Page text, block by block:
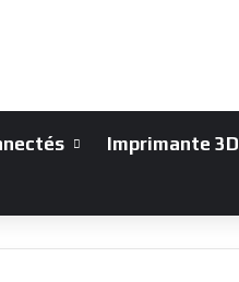
Imprimante 3D